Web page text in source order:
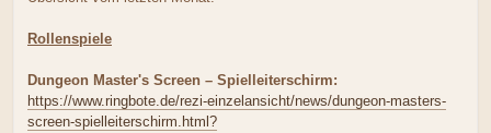
Rollenspiele
Dungeon Master's Screen – Spielleiterschirm:
https://www.ringbote.de/rezi-einzelansicht/news/dungeon-masters-
screen-spielleiterschirm.html?